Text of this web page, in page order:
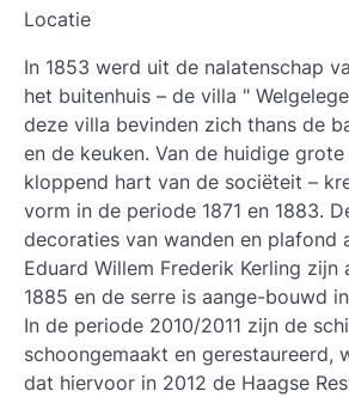
Locatie
In 1853 werd uit de nalatenschap
het buitenhuis – de villa "
deze villa bevinden zich thans de
en de keuken. Van de huidige grote
kloppend hart van de sociëteit –
vorm in de periode 1871 en 1883.
decoraties van wanden en plafond
Eduard Willem Frederik Kerling zijn
1885 en de serre is aange-bouwd
In de periode 2010/2011 zijn de
schoongemaakt en gerestaureerd,
dat hiervoor in 2012 de Haagse